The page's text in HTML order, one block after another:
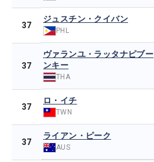
37
ジュスチン・クイバン
PHL
37
ヴァランユ・ラッタナピブー
ンキー
THA
37
ロ・イチ
TWN
37
ライアン・ピーク
AUS